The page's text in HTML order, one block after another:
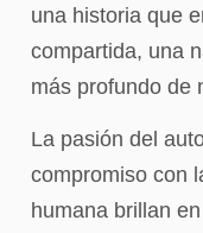
una historia que
compartida, una
más profundo de
La pasión del
compromiso con
humana brillan